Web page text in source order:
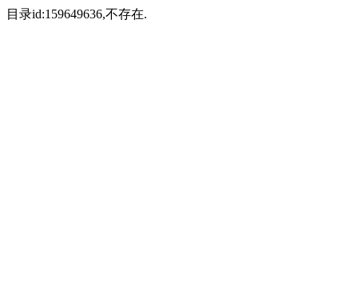
目录id:159649636,不存在.